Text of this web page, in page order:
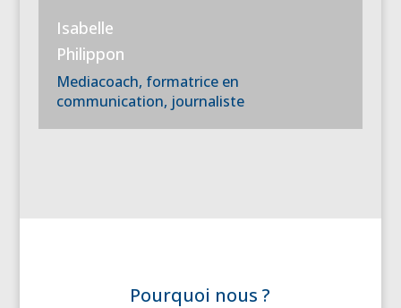
Isabelle
Philippon
Mediacoach, formatrice en
communication, journaliste
Pourquoi nous ?